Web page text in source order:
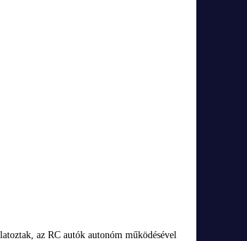
az RC autók autonóm működésével